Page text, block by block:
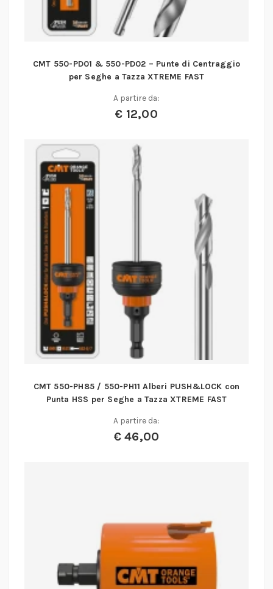
CMT 550-PD01 & 550-PD02 – Punte di Centraggio
per Seghe a Tazza XTREME FAST
A partire da:
€ 12,00
CMT 550-PH85 / 550-PH11 Alberi PUSH&LOCK con
Punta HSS per Seghe a Tazza XTREME FAST
A partire da:
€ 46,00